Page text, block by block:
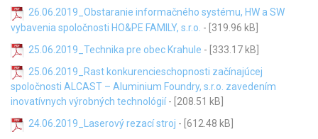
26.06.2019_Obstaranie informačného systému, HW a SW
vybavenia spoločnosti HO&PE FAMILY, s.r.o. - [319.96 kB]
25.06.2019_Technika pre obec Krahule - [333.17 kB]
25.06.2019_Rast konkurencieschopnosti začínajúcej
spoločnosti ALCAST – Aluminium Foundry, s.r.o. zavedením
inovatívnych výrobných technológií- [208.51 kB]
24.06.2019_Laserový rezací stroj - [612.48 kB]